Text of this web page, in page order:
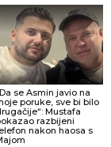
se Asmin javio na
poruke, sve bi bilo
Mustafa
razbijeni
nakon haosa s